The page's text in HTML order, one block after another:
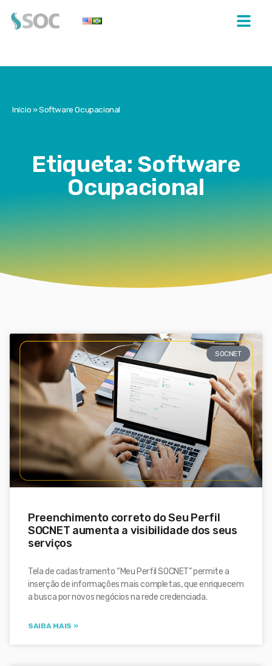
Início»Software Ocupacional
Etiqueta: Software
Ocupacional
SOCNET
Preenchimento correto do Seu Perfil
SOCNET aumenta a visibilidade dos seus
serviços
Tela de cadastramento “Meu Perfil SOCNET” permite a
inserção de informações mais completas, que enriquecem
a busca por novos negócios na rede credenciada.
SAIBA MAIS »